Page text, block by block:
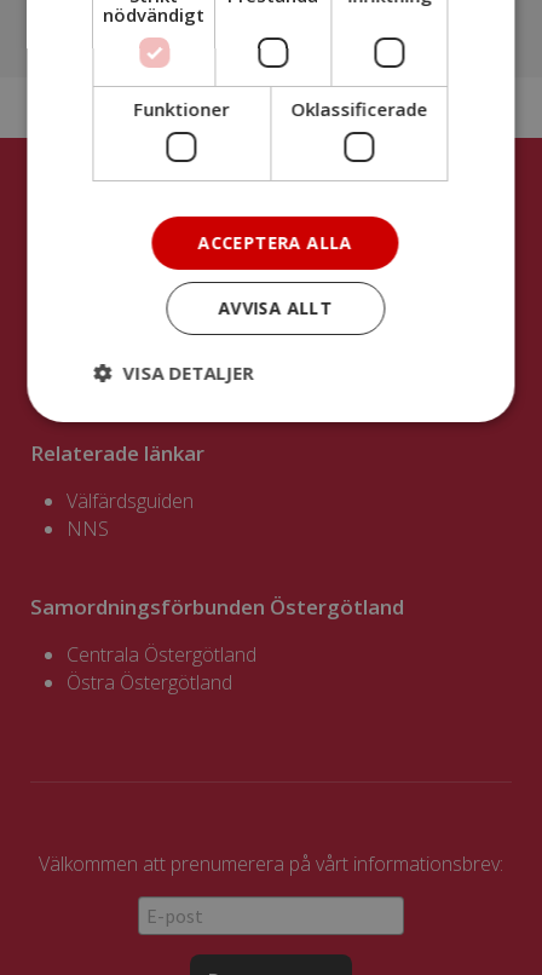
mina personuppgifter behandlas framgår i förbundets
Integritetspolicy
Långbackagatan 1, plan 4
Chefsgruppen
Relaterade länkar
Välfärdsguiden
NNS
Samordningsförbunden Östergötland
Centrala Östergötland
Östra Östergötland
Välkommen att prenumerera på vårt informationsbrev:
nödvändigt
Funktioner Oklassificerade
ACCEPTERA ALLA
AVVISA ALLT
VISA DETALJER